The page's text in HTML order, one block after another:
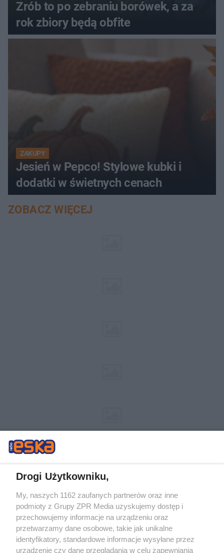
Zrób to po zebraniu borówek, a za
rok zbiory będą obfite
ZAKUPY
Jesień w Pepco! Stylowe kubki i
dodatki w świetnych cenach
ZOBACZ WIĘCEJ
Żaden utwór zamieszczony w serwisie nie może być powielany i
rozpowszechniany lub dalej rozpowszechniany w jakikolwiek sposób (w
tym także elektroniczny lub mechaniczny) na jakimkolwiek polu
eksploatacji w jakiejkolwiek formie, włącznie z umieszczaniem w
Internecie bez pisemnej zgody właściciela praw. Jakiekolwiek użycie lub
wykorzystanie utworów w całości lub w części z naruszeniem prawa,
tzn. bez właściwej zgody, jest zabronione pod groźbą kary i może być
Drogi Użytkowniku,
My, naszych 1162 zaufanych partnerów oraz inne
podmioty z Grupy ZPR Media uzyskujemy dostęp i
przechowujemy informacje na urządzeniu oraz
przetwarzamy dane osobowe, takie jak unikalne
identyfikatory, standardowe informacje wysyłane przez
urządzenie czy dane przeglądania w celu zapewniania